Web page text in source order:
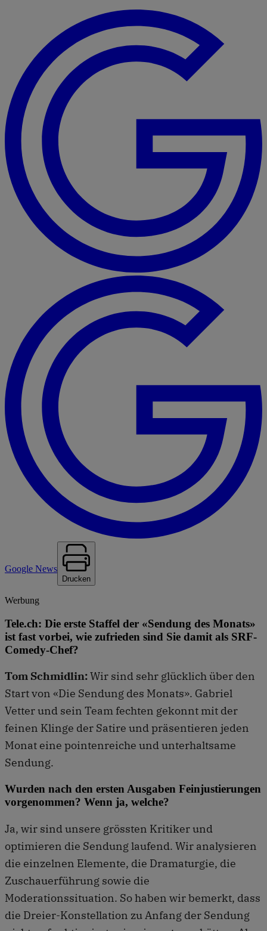
Google News
Drucken
Werbung
Tele.ch: Die erste Staffel der «Sendung des Monats»
ist fast vorbei, wie zufrieden sind Sie damit als SRF-
Comedy-Chef?
Tom Schmidlin:Wir sind sehr glücklich über den
Start von «Die Sendung des Monats». Gabriel
Vetter und sein Team fechten gekonnt mit der
feinen Klinge der Satire und präsentieren jeden
Monat eine pointenreiche und unterhaltsame
Sendung.
Wurden nach den ersten Ausgaben Feinjustierungen
vorgenommen? Wenn ja, welche?
Ja, wir sind unsere grössten Kritiker und
optimieren die Sendung laufend. Wir analysieren
die einzelnen Elemente, die Dramaturgie, die
Zuschauerführung sowie die
Moderationssituation. So haben wir bemerkt, dass
die Dreier-Konstellation zu Anfang der Sendung